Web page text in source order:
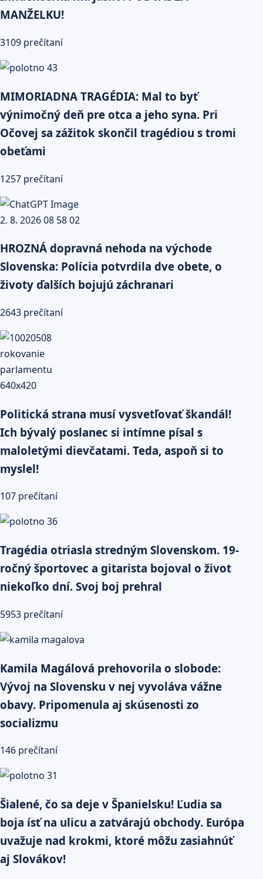
MANŽELKU!
3109 prečítaní
MIMORIADNA TRAGÉDIA: Mal to byť
výnimočný deň pre otca a jeho syna. Pri
Očovej sa zážitok skončil tragédiou s tromi
obeťami
1257 prečítaní
HROZNÁ dopravná nehoda na východe
Slovenska: Polícia potvrdila dve obete, o
životy ďalších bojujú záchranari
2643 prečítaní
Politická strana musí vysvetľovať škandál!
Ich bývalý poslanec si intímne písal s
maloletými dievčatami. Teda, aspoň si to
myslel!
107 prečítaní
Tragédia otriasla stredným Slovenskom. 19-
ročný športovec a gitarista bojoval o život
niekoľko dní. Svoj boj prehral
5953 prečítaní
Kamila Magálová prehovorila o slobode:
Vývoj na Slovensku v nej vyvoláva vážne
obavy. Pripomenula aj skúsenosti zo
socializmu
146 prečítaní
Šialené, čo sa deje v Španielsku! Ľudia sa
boja ísť na ulicu a zatvárajú obchody. Európa
uvažuje nad krokmi, ktoré môžu zasiahnúť
aj Slovákov!